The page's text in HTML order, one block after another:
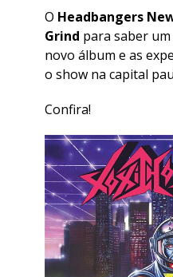
O Headbangers
Grind para saber
novo álbum e as
o show na capital
Confira!